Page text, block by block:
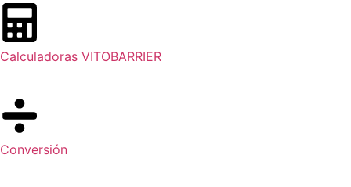
Calculadoras VITOBARRIER
Conversión